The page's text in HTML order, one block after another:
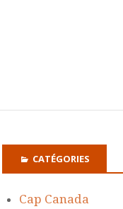
CATÉGORIES
Cap Canada